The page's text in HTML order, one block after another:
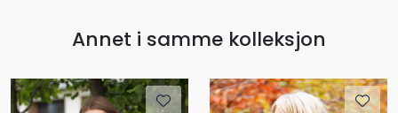
Annet i samme kolleksjon